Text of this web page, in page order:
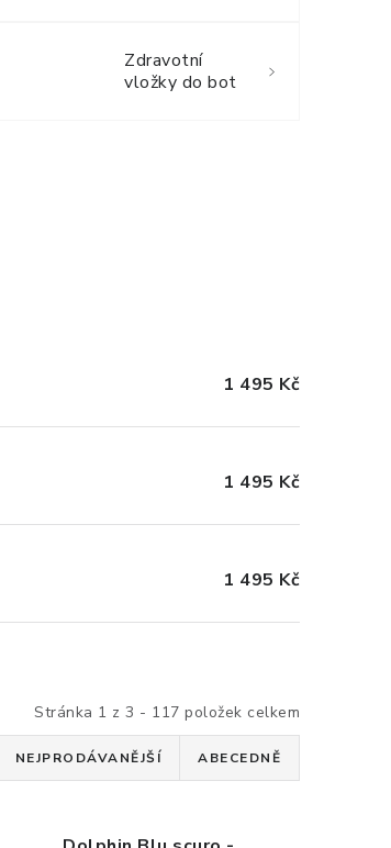
Zdravotní
vložky do bot
1 495 Kč
1 495 Kč
1 495 Kč
Stránka 1 z 3 - 117 položek celkem
NEJPRODÁVANĚJŠÍ ABECEDNĚ